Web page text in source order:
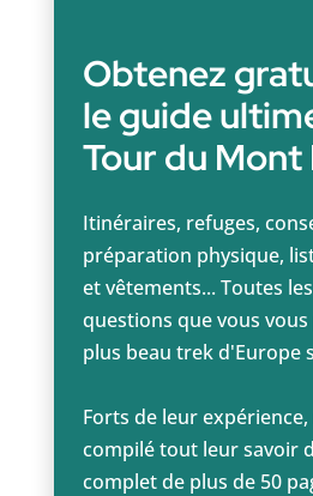
Obtenez
le guide
Tour du Mont
Itinéraires, refuges,
préparation physique,
et vêtements... Toutes
questions que vous
plus beau trek d'Europe
Forts de leur
compilé tout leur savoir
complet de plus de 50